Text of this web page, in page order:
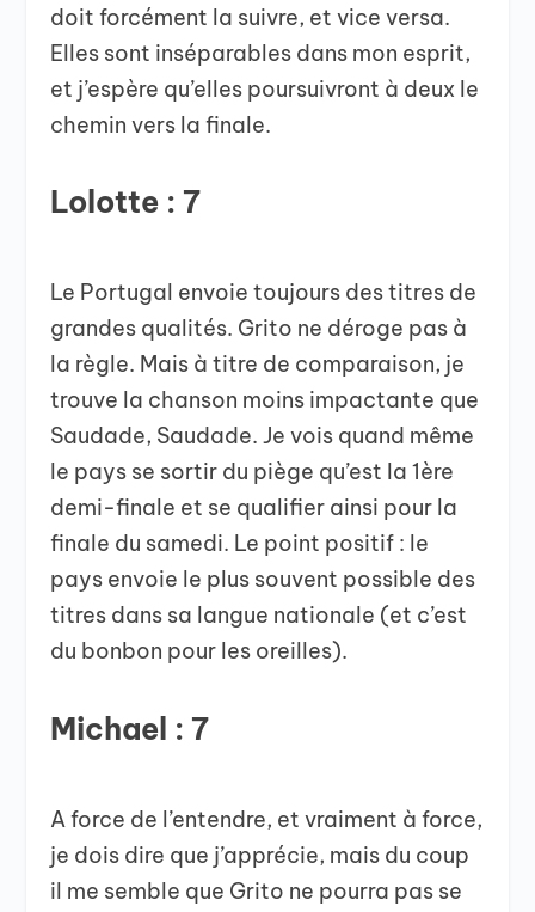
doit forcément la suivre, et vice versa.
Elles sont inséparables dans mon esprit,
et j’espère qu’elles poursuivront à deux le
chemin vers la finale.
Lolotte : 7
Le Portugal envoie toujours des titres de
grandes qualités. Grito ne déroge pas à
la règle. Mais à titre de comparaison, je
trouve la chanson moins impactante que
Saudade, Saudade. Je vois quand même
le pays se sortir du piège qu’est la 1ère
demi-finale et se qualifier ainsi pour la
finale du samedi. Le point positif : le
pays envoie le plus souvent possible des
titres dans sa langue nationale (et c’est
du bonbon pour les oreilles).
Michael : 7
A force de l’entendre, et vraiment à force,
je dois dire que j’apprécie, mais du coup
il me semble que Grito ne pourra pas se